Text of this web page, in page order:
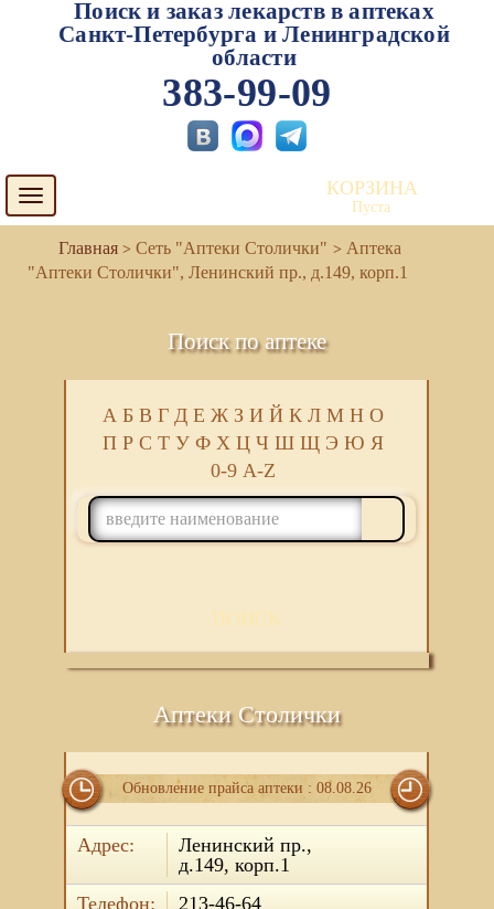
Поиск и заказ лекарств в аптеках
Санкт-Петербурга и Ленинградской
области
383-99-09
Toggle
navigation
КОРЗИНА
Пуста
Сеть "Аптеки Столички"
Аптека
"Аптеки Столички", Ленинский пр., д.149, корп.1
Поиск по аптеке
А Б В Г Д Е Ж З И Й К Л М Н О
П Р С Т У Ф Х Ц Ч Ш Щ Э Ю Я
0-9 A-Z
ПОИСК
Аптеки Столички
Обновление прайса аптеки : 08.08.26
Адрес:
Ленинский пр.,
д.149, корп.1
Телефон:
213-46-64